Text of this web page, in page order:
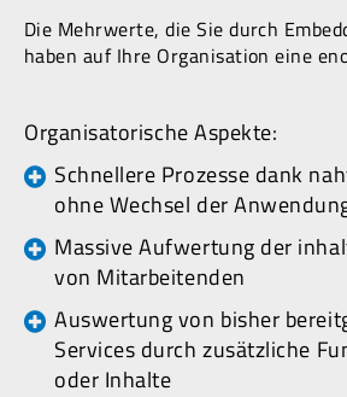
Die Mehrwerte, die Sie durch
haben auf Ihre Organisation eine
Organisatorische Aspekte:
Schnellere Prozesse dank
ohne Wechsel der
Massive Aufwertung der
von Mitarbeitenden
Auswertung von bisher
Services durch zusätzliche
oder Inhalte